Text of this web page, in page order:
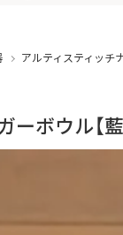
アルティスティッチ
ーボウル